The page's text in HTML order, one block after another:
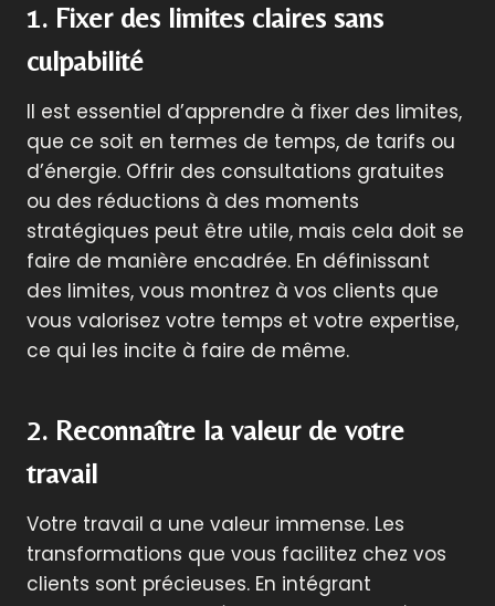
1. Fixer des limites claires sans
culpabilité
Il est essentiel d’apprendre à fixer des limites,
que ce soit en termes de temps, de tarifs ou
d’énergie. Offrir des consultations gratuites
ou des réductions à des moments
stratégiques peut être utile, mais cela doit se
faire de manière encadrée. En définissant
des limites, vous montrez à vos clients que
vous valorisez votre temps et votre expertise,
ce qui les incite à faire de même.
2. Reconnaître la valeur de votre
travail
Votre travail a une valeur immense. Les
transformations que vous facilitez chez vos
clients sont précieuses. En intégrant